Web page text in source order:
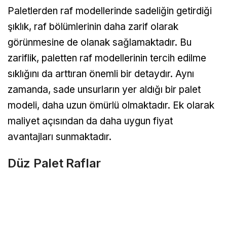
Paletlerden raf modellerinde sadeliğin getirdiği
şıklık, raf bölümlerinin daha zarif olarak
görünmesine de olanak sağlamaktadır. Bu
zariflik, paletten raf modellerinin tercih edilme
sıklığını da arttıran önemli bir detaydır. Aynı
zamanda, sade unsurların yer aldığı bir palet
modeli, daha uzun ömürlü olmaktadır. Ek olarak
maliyet açısından da daha uygun fiyat
avantajları sunmaktadır.
Düz Palet Raflar